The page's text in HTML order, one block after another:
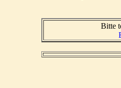
Bitte